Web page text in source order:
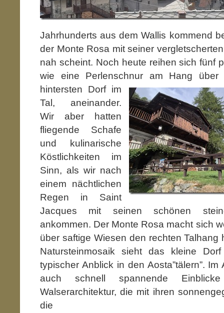
Jahrhunderts aus dem Wallis kommend
der Monte Rosa mit seiner
nah scheint. Noch heute reihen sich fünf
wie eine Perlenschnur am Hang über
hintersten Dorf im
Tal, aneinander.
Wir aber hatten
fliegende Schafe
und kulinarische
Köstlichkeiten im
Sinn, als wir nach
einem nächtlichen
Regen in Saint
Jacques mit seinen schönen
ankommen. Der Monte Rosa macht sich
über saftige Wiesen den rechten Talhang
Natursteinmosaik sieht das kleine
typischer Anblick in den Aosta”tälern”.
auch schnell spannende
Walserarchitektur, die mit ihren
die